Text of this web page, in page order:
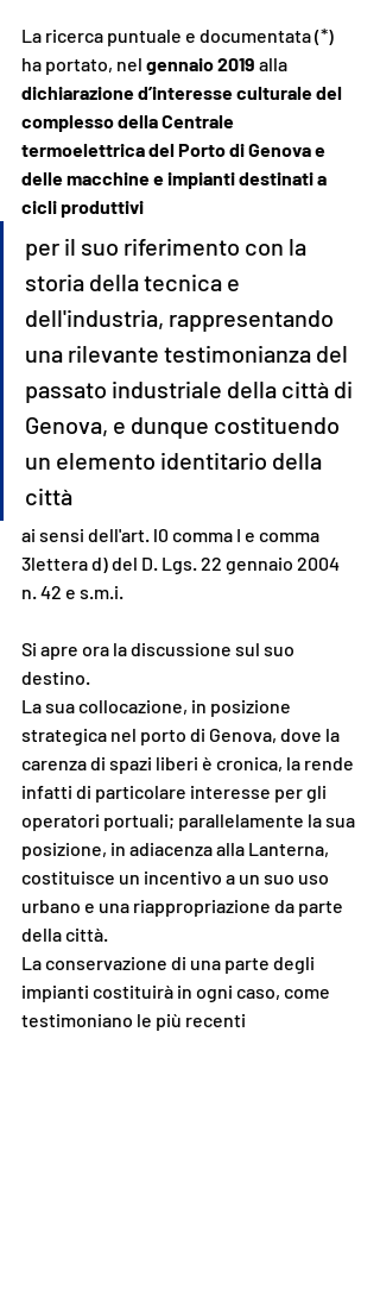
La ricerca puntuale e documentata (*)
ha portato, nel gennaio 2019 alla
dichiarazione d’interesse culturale del
complesso della Centrale
termoelettrica del Porto di Genova e
delle macchine e impianti destinati a
cicli produttivi
per il suo riferimento con la
storia della tecnica e
dell'industria, rappresentando
una rilevante testimonianza del
passato industriale della città di
Genova, e dunque costituendo
un elemento identitario della
città
ai sensi dell'art. l0 comma I e comma
3lettera d) del D. Lgs. 22 gennaio 2004
n. 42 e s.m.i.
Si apre ora la discussione sul suo
destino.
La sua collocazione, in posizione
strategica nel porto di Genova, dove la
carenza di spazi liberi è cronica, la rende
infatti di particolare interesse per gli
operatori portuali; parallelamente la sua
posizione, in adiacenza alla Lanterna,
costituisce un incentivo a un suo uso
urbano e una riappropriazione da parte
della città.
La conservazione di una parte degli
impianti costituirà in ogni caso, come
testimoniano le più recenti